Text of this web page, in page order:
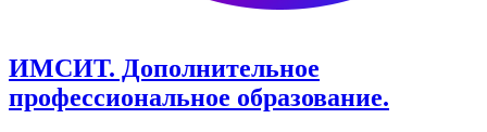
ИМСИТ. Дополнительное
профессиональное образование.